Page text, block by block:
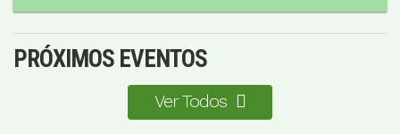
PRÓXIMOS EVENTOS
Ver Todos